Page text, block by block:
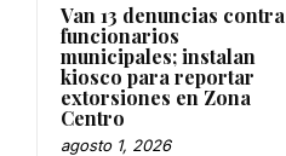
Van 13 denuncias contra
funcionarios
municipales; instalan
kiosco para reportar
extorsiones en Zona
Centro
agosto 1, 2026